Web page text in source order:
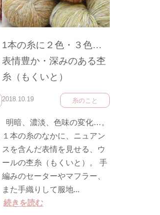
1本の糸に２色・３色…
表情豊か・深みのある杢
糸（もくいと）
2018.10.19 糸のこと
明暗、濃淡、色味の変化…。
１本の糸のなかに、ニュアン
スを含んだ表情を見せる、ウ
ールの杢糸（もくいと）。 手
編みのセーターやマフラー、
また手織りして服地...
続きを読む